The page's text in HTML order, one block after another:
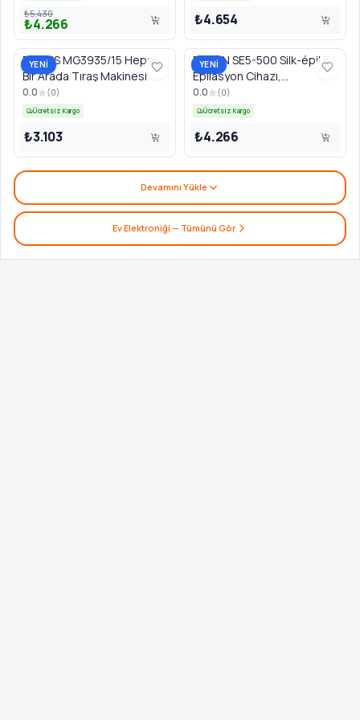
₺5.430
₺4.266 ₺4.654
YENİ
PHILIPS MG3935/15 Hepsi
Bir Arada Tıraş Makinesi
0.0 (0)
Ücretsiz Kargo
₺3.103
YENİ
BRAUN SE5-500 Silk-épil 5
Epilasyon Cihazı,
Beyaz/Pembe
0.0 (0)
Ücretsiz Kargo
₺4.266
Devamını Yükle
Ev Elektroniği — Tümünü Gör